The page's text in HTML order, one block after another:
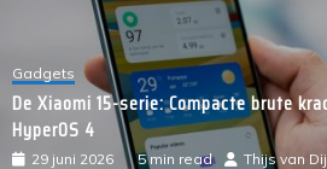
Gadgets
De Xiaomi 15-serie: Compacte brute
HyperOS 4
29 juni 2026 5 min read Thijs van